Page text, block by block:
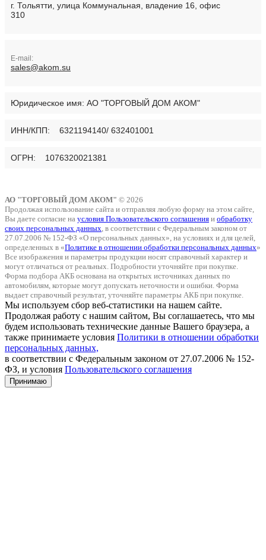
Юридическое имя: АО "ТОРГОВЫЙ ДОМ АКОМ"
ИНН/КПП: 6321194140/ 632401001
ОГРН: 1076320021381
г. Тольятти, улица Коммунальная, владение 16, офис
310
E-mail:
sales@akom.su
АО "ТОРГОВЫЙ ДОМ АКОМ" © 2026
Продолжая использование сайта и отправляя любую форму на этом сайте,
Вы даете согласие на условия Пользовательского соглашения и обработку
своих персональных данных, в соответствии с Федеральным законом от
27.07.2006 № 152-ФЗ «О персональных данных», на условиях и для целей,
определенных в «Политике в отношении обработки персональных данных»
Все изображения и параметры продукции носят справочный характер и
могут отличаться от реальных. Подробности уточняйте при покупке.
Форма подбора АКБ основана на открытых источниках данных по
автомобилям, которые могут допускать неточности и ошибки. Форма
выдает справочный результат, уточняйте параметры АКБ при покупке.
Мы используем сбор веб-статистики на нашем сайте.
Продолжая работу с нашим сайтом, Вы соглашаетесь, что мы
будем использовать технические данные Вашего браузера, а
также принимаете условия Политики в отношении обработки
персональных данных,
в соответствии с Федеральным законом от 27.07.2006 № 152-
ФЗ, и условия Пользовательского соглашения
Принимаю